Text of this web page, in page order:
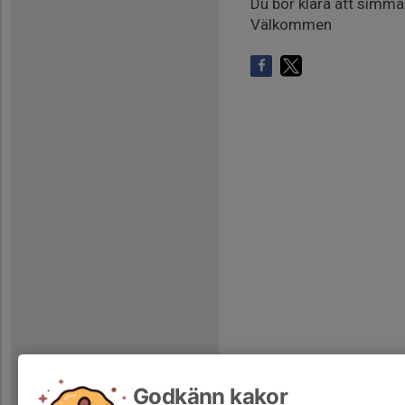
Du bör klara att
Välkommen
Godkänn kakor